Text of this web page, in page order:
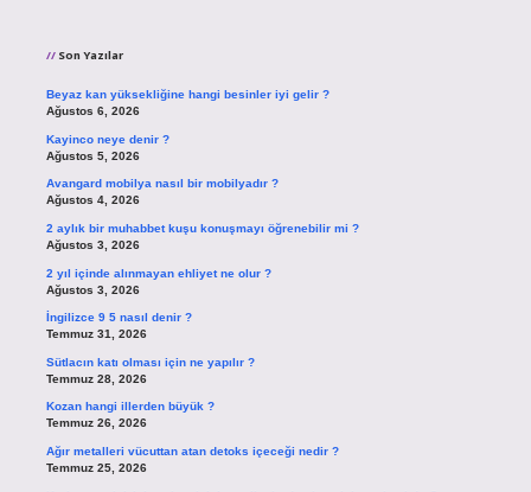
Son Yazılar
Beyaz kan yüksekliğine hangi besinler iyi gelir ?
Ağustos 6, 2026
Kayinco neye denir ?
Ağustos 5, 2026
Avangard mobilya nasıl bir mobilyadır ?
Ağustos 4, 2026
2 aylık bir muhabbet kuşu konuşmayı öğrenebilir mi ?
Ağustos 3, 2026
2 yıl içinde alınmayan ehliyet ne olur ?
Ağustos 3, 2026
İngilizce 9 5 nasıl denir ?
Temmuz 31, 2026
Sütlacın katı olması için ne yapılır ?
Temmuz 28, 2026
Kozan hangi illerden büyük ?
Temmuz 26, 2026
Ağır metalleri vücuttan atan detoks içeceği nedir ?
Temmuz 25, 2026